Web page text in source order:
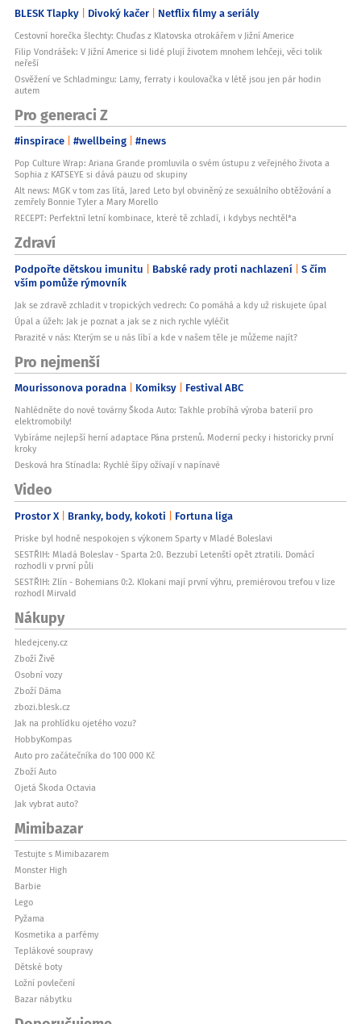
BLESK Tlapky Divoký kačer Netflix filmy a seriály
Cestovní horečka šlechty: Chuďas z Klatovska otrokářem v Jižní Americe
Filip Vondrášek: V Jižní Americe si lidé plují životem mnohem lehčeji, věci tolik
neřeší
Osvěžení ve Schladmingu: Lamy, ferraty i koulovačka v létě jsou jen pár hodin
autem
Pro generaci Z
#inspirace #wellbeing #news
Pop Culture Wrap: Ariana Grande promluvila o svém ústupu z veřejného života a
Sophia z KATSEYE si dává pauzu od skupiny
Alt news: MGK v tom zas lítá, Jared Leto byl obviněný ze sexuálního obtěžování a
zemřely Bonnie Tyler a Mary Morello
RECEPT: Perfektní letní kombinace, které tě zchladí, i kdybys nechtěl*a
Zdraví
Podpořte dětskou imunitu Babské rady proti nachlazení S čím
vším pomůže rýmovník
Jak se zdravě zchladit v tropických vedrech: Co pomáhá a kdy už riskujete úpal
Úpal a úžeh: Jak je poznat a jak se z nich rychle vyléčit
Parazité v nás: Kterým se u nás líbí a kde v našem těle je můžeme najít?
Pro nejmenší
Mourissonova poradna Komiksy Festival ABC
Nahlédněte do nové továrny Škoda Auto: Takhle probíhá výroba baterií pro
elektromobily!
Vybíráme nejlepší herní adaptace Pána prstenů. Moderní pecky i historicky první
kroky
Desková hra Stínadla: Rychlé šípy ožívají v napínavé
Video
Prostor X Branky, body, kokoti Fortuna liga
Priske byl hodně nespokojen s výkonem Sparty v Mladé Boleslavi
SESTŘIH: Mladá Boleslav - Sparta 2:0. Bezzubí Letenští opět ztratili. Domácí
rozhodli v první půli
SESTŘIH: Zlín - Bohemians 0:2. Klokani mají první výhru, premiérovou trefou v lize
rozhodl Mirvald
Nákupy
hledejceny.cz
Zboží Živě
Osobní vozy
Zboží Dáma
zbozi.blesk.cz
Jak na prohlídku ojetého vozu?
HobbyKompas
Auto pro začátečníka do 100 000 Kč
Zboží Auto
Ojetá Škoda Octavia
Jak vybrat auto?
Mimibazar
Testujte s Mimibazarem
Monster High
Barbie
Lego
Pyžama
Kosmetika a parfémy
Teplákové soupravy
Dětské boty
Ložní povlečení
Bazar nábytku